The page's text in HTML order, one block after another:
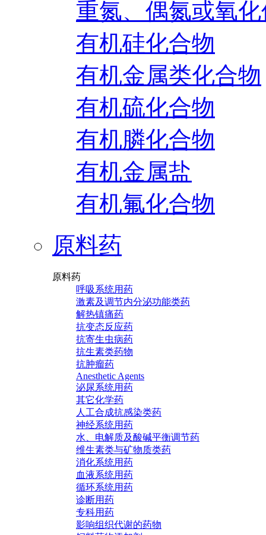
重氮、偶氮或氧
有机硅化合物
有机金属类化合物
有机硫化合物
有机膦化合物
有机金属盐
有机氟化合物
原料药
原料药
呼吸系统用药
激素及调节内分泌功能类药
解热镇痛药
抗变态反应药
抗寄生虫病药
抗生素类药物
抗肿瘤药
Anesthetic Agents
泌尿系统用药
其它化学药
人工合成抗感染类药
神经系统用药
水、电解质及酸碱平衡调节药
维生素类与矿物质类药
消化系统用药
血液系统用药
循环系统用药
诊断用药
专科用药
影响组织代谢的药物